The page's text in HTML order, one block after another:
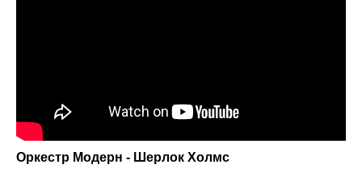
Оркестр Модерн - Шерлок Холмс